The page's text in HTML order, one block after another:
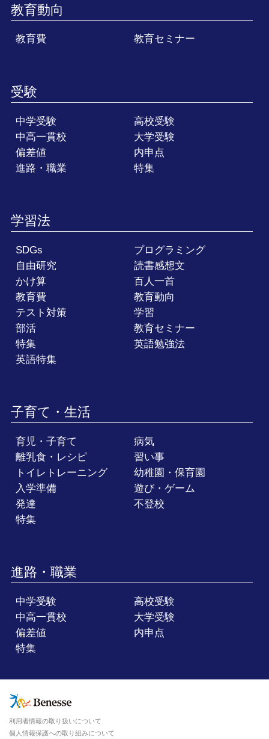
教育動向
教育費 教育セミナー
受験
中学受験
高校受験
中高一貫校
大学受験
偏差値
内申点
進路・職業
特集
学習法
SDGs
プログラミング
自由研究
読書感想文
かけ算
百人一首
教育費
教育動向
テスト対策
学習
部活
教育セミナー
特集
英語勉強法
英語特集
子育て・生活
育児・子育て
病気
離乳食・レシピ
習い事
トイレトレーニング
幼稚園・保育園
入学準備
遊び・ゲーム
発達
不登校
特集
進路・職業
中学受験
高校受験
中高一貫校
大学受験
偏差値
内申点
特集
利用者情報の取り扱いについて
個人情報保護への取り組みについて